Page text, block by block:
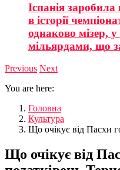
Іспанія
в історії
однаково мізер,
мільярдами, що
Previous Next
You are here:
Головна
Культура
Що очікує від Пасхи
Що очікує від